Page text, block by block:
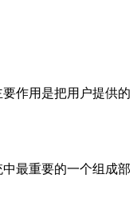
作用是把用户提供的
最重要的一个组成部